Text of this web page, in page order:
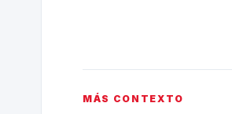
MÁS CONTEXTO